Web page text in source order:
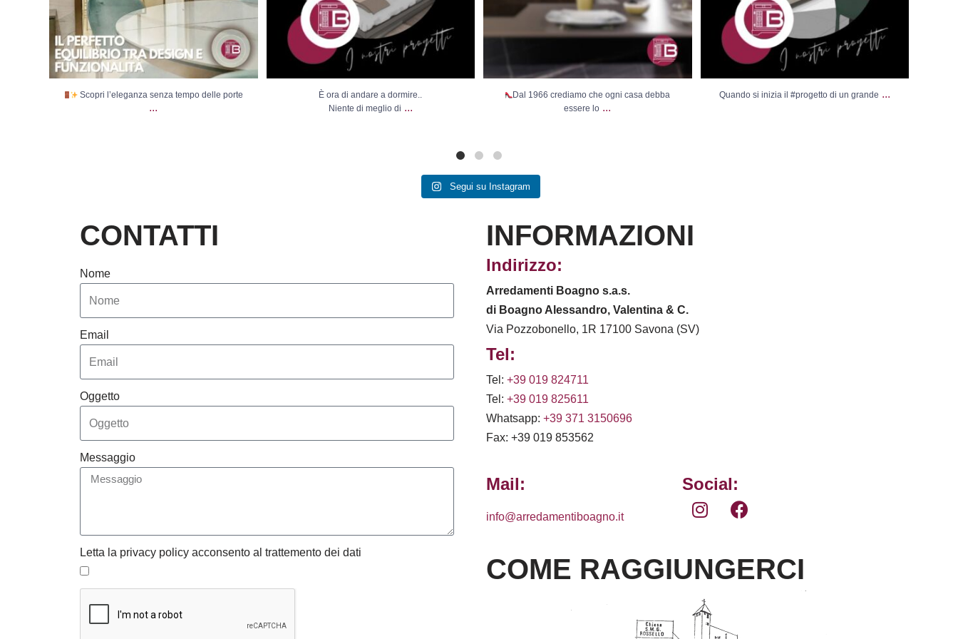
Scopri l’eleganza senza tempo delle porte
...
È ora di andare a dormire..
Niente di meglio di ...
Dal 1966 crediamo che ogni casa debba
essere lo ...
Quando si inizia il #progetto di un grande ...
Segui su Instagram
CONTATTI
Nome
Email
Oggetto
Messaggio
Letta la privacy policy acconsento al trattemento dei dati
INFORMAZIONI
Indirizzo:
Arredamenti Boagno s.a.s.
di Boagno Alessandro, Valentina & C.
Via Pozzobonello, 1R 17100 Savona (SV)
Tel:
Tel: +39 019 824711
Tel: +39 019 825611
Whatsapp: +39 371 3150696
Fax: +39 019 853562
Mail:
info@arredamentiboagno.it
Social:
COME RAGGIUNGERCI